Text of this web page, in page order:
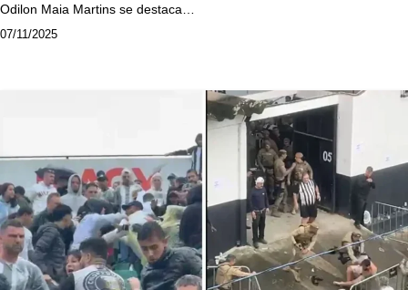
Odilon Maia Martins se destaca…
07/11/2025